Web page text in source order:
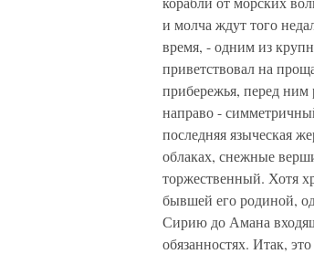
и молча ждут того
время, - одним из
приветствовал на
прибережья, перед ним
направо -
последняя языческая
облаках, снежные
торжественный. Хотя
бывшей его родиной,
Сирию до Амана
обязанностях. Итак,